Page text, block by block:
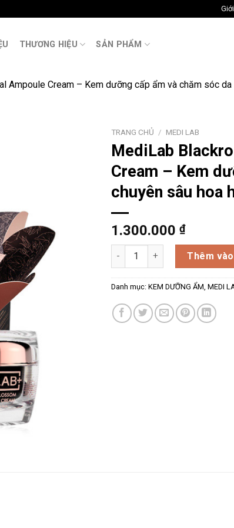
THƯƠNG HIỆU SẢN PHẨM
Ampoule Cream – Kem dưỡng cấp ẩm và chăm sóc da
TRANG CHỦ / MEDI LAB
MediLab
Cream – Kem
chuyên sâu hoa
1.300.000 ₫
MediLab Blackrose Blossom
Thêm
Danh mục: KEM DƯỠNG ẨM MEDI